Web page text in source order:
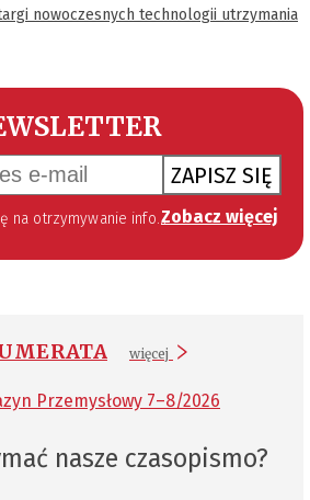
nowoczesnych technologii utrzymania
ZAPISZ SIĘ
zgodnie z przepisem art. 10 ust 2 ustawy z dnia 18 lipca 2002 roku o świadczeniu usług drogą elektroniczną (Dz. U. 144 z 2002 r. poz. 1204). Zgoda jest dobrowolna, jednak jej wyrażenie jest konieczne, aby otrzymywać newsletter. Zobacz więcej
więcej
nasze czasopismo?